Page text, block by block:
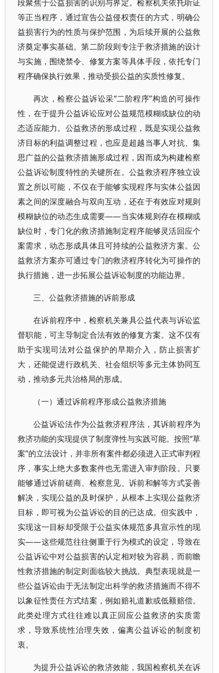
段聚焦于公益损害的识别与界定。检察机关依托听证
等正当程序，通过宣告公益侵权责任的方式，明确公
益损害行为的性质与保护范围，为后续开展的公益救
济奠定事实基础。第二阶段则专注于救济措施的设计
与实施，围绕禁令、修复方案等具体手段，依托专门
程序确保执行效果，推动受损公益的实质性修复。
再次，检察公益诉讼采“二阶程序”构造的可操作
性，在于提升公益诉讼应对公益规范模糊或缺位的动
态适应能力。公益救济的形成过程，既是实现公益救
济目标的利益调整过程，也应是超越当事人对抗、集
思广益的公益救济措施形成过程，因而成为构建检察
公益诉讼制度特性的关键所在。公益救济程序独立设
置之所以可能，不仅在于能够实现程序与实体公益因
素之间的深度融合与双向互动，还在于有效应对规则
模糊缺位的动态生成需要——当实体规则存在模糊或
缺位时，专门化的救济措施制定程序能够灵活回应个
案需求，动态形成具体且可持续的公益救济方案。公
益救济方案亦可通过专门的救济程序转化为可操作的
执行措施，进一步拓展公益诉讼制度的功能边界。
三、公益救济措施的诉前形成
在诉前程序中，检察机关兼具公益代表与诉讼监
督职能，可主导制定合法有效的修复方案。这不仅有
助于实现司法对公益保护的早期介入，防止损害扩
大，还能促进行政机关、社会组织等多元主体协同互
动，推动多元共治格局的形成。
（一）通过诉前程序形成公益救济措施
公益诉讼法作为公益救济程序法，其诉前程序为
救济功能的实现提供了制度弹性与实践可能。按照“草
案”的立法设计，并非所有案件都必须进入正式审判程
序，事实上绝大多数案件也无需进入审判阶段。只要
能够通过诉前磋商、检察意见、诉前和解等方式妥善
解决，实现公益的及时保护，从根本上实现公益救济
目标，即可视为公益诉讼的目的已达成。但实践中，
实现这一目标却受限于公益实体规范多具宣示性的现
实——这些规范往往侧重于行为模式的设定，导致在
公益诉讼中对公益损害的认定相对较为容易，而前瞻
性救济措施的制定则面临较大挑战。典型表现就是一
些公益诉讼由于无法制定出科学的救济措施而不得不
以象征性责任方式结案，例如赔礼道歉或低额赔偿。
此类处理方式往往难以真正回应公益救济的实质需
求，导致系统性治理失效，偏离公益诉讼的制度初
衷。
为提升公益诉讼的救济效能，我国检察机关在诉